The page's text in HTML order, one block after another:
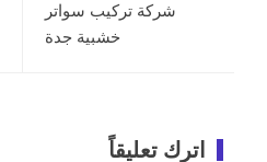
شركة تركيب سواتر
خشبية جدة
اترك تعليقاً